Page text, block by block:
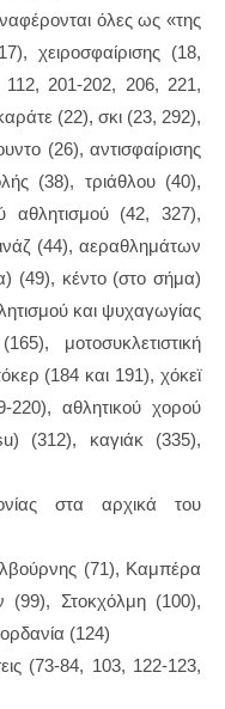
όλες ως «της
χειροσφαίρισης (18,
201-202, 206, 221,
(22), σκι (23, 292),
(26), αντισφαίρισης
(38), τριάθλου (40),
αθλητισμού (42, 327),
(44), αεραθλημάτων
(49), κέντο (στο σήμα)
και ψυχαγωγίας
μοτοσυκλετιστική
(184 και 191), χόκεϊ
αθλητικού χορού
(312), καγιάκ (335),
στα αρχικά του
(71), Καμπέρα
(99), Στοκχόλμη (100),
(124)
(73-84, 103, 122-123,